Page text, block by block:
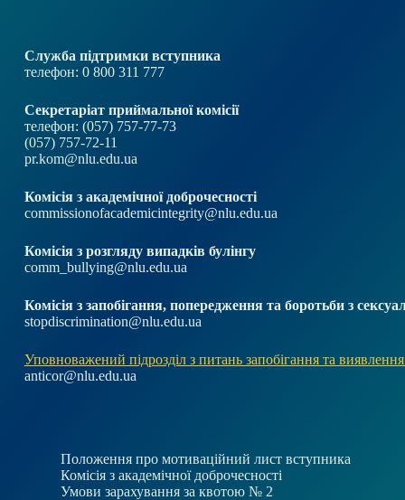
Служба підтримки вступника
телефон: 0 800 311 777
Секретаріат приймальної комісії
телефон: (057) 757-77-73
(057) 757-72-11
pr.kom@nlu.edu.ua
Комісія з академічної доброчесності
commissionofacademicintegrity@nlu.edu.ua
Комісія з розгляду випадків булінгу
comm_bullying@nlu.edu.ua
Комісія з запобігання, попередження та боротьби з
stopdiscrimination@nlu.edu.ua
Уповноважений підрозділ з питань запобігання та виявлення
anticor@nlu.edu.ua
Положення про мотиваційний лист вступника
Комісія з академічної доброчесності
Умови зарахування за квотою № 2